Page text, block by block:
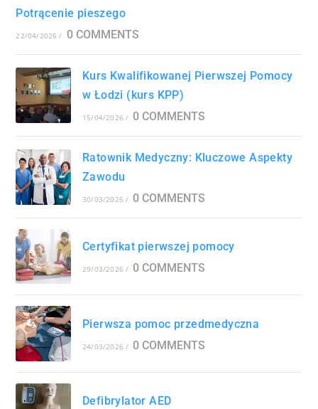
Potrącenie pieszego
22/04/2026 / 0 COMMENTS
Kurs Kwalifikowanej Pierwszej Pomocy
w Łodzi (kurs KPP)
15/04/2026 / 0 COMMENTS
Ratownik Medyczny: Kluczowe Aspekty
Zawodu
30/03/2026 / 0 COMMENTS
Certyfikat pierwszej pomocy
29/03/2026 / 0 COMMENTS
Pierwsza pomoc przedmedyczna
24/03/2026 / 0 COMMENTS
Defibrylator AED